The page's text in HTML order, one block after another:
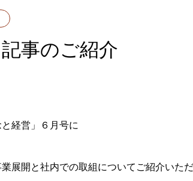
事のご紹介
経営」６月号に
展開と社内での取組についてご紹介いた